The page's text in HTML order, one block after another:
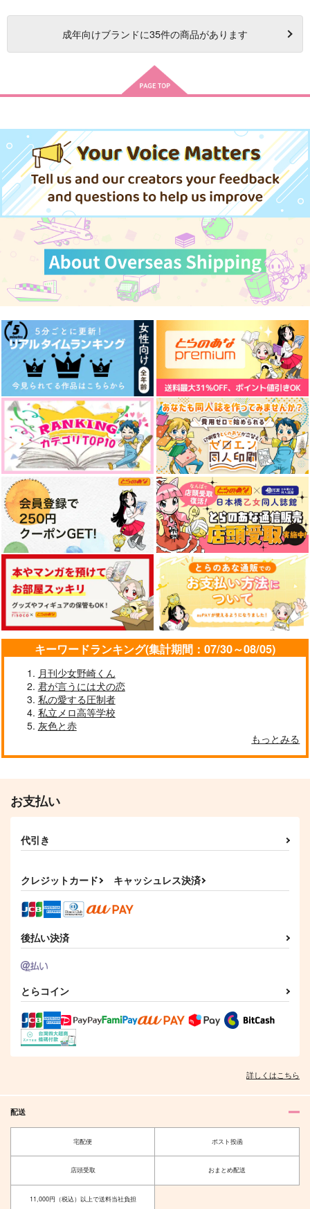
成年向けブランドに35件の商品があります
キーワードランキング(集計期間：07/30～08/05)
月刊少女野崎くん
君が言うには犬の恋
私の愛する圧制者
私立メロ高等学校
灰色と赤
もっとみる
お支払い
代引き
クレジットカード キャッシュレス決済
後払い決済
とらコイン
詳しくはこちら
配送
宅配便 ポスト投函
店頭受取 おまとめ配送
11,000円（税込）以上で送料当社負担